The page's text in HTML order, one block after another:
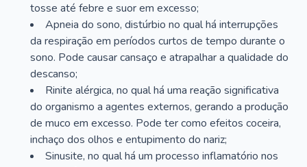
tosse até febre e suor em excesso;
Apneia do sono, distúrbio no qual há interrupções
da respiração em períodos curtos de tempo durante o
sono. Pode causar cansaço e atrapalhar a qualidade do
descanso;
Rinite alérgica, no qual há uma reação significativa
do organismo a agentes externos, gerando a produção
de muco em excesso. Pode ter como efeitos coceira,
inchaço dos olhos e entupimento do nariz;
Sinusite, no qual há um processo inflamatório nos